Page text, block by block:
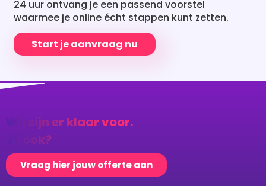
Start je aanvraag nu
Jij ook?
Vraag hier jouw offerte aan